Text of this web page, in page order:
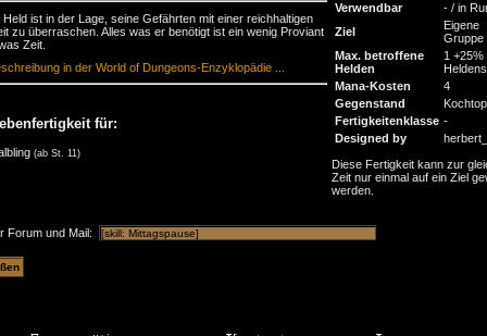
Held ist in der Lage, seine Gefährten mit einer reichhaltigen
zu überraschen. Alles was er benötigt ist ein wenig Proviant
Zeit.
in der World of Dungeons-Enzyklopädie ...
für:
(ab St. 11)
Verwendbar
- / in
Ziel
Eigene
Gruppe
Max. betroffene
Helden
1 +25%
Mana-Kosten
4
Gegenstand
Fertigkeitenklasse -
Designed by
herbert_
Diese Fertigkeit kann zur
Zeit nur einmal auf ein Ziel
werden.
Forum und Mail: